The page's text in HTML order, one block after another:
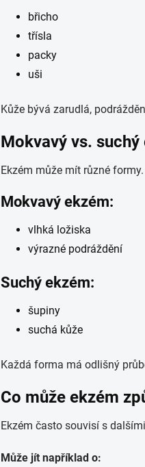
břicho
třísla
packy
uši
Kůže bývá zarudlá,
Mokvavý vs. suchý
Ekzém může mít různé formy.
Mokvavý ekzém:
vlhká ložiska
výrazné podráždění
Suchý ekzém:
šupiny
suchá kůže
Každá forma má odlišný
Co může ekzém
Ekzém často souvisí s
Může jít například o: